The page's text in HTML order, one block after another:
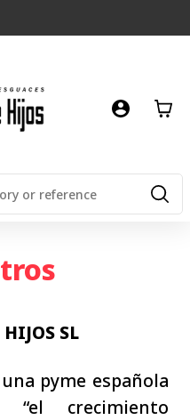
HIJOS SL
pyme española
crecimiento